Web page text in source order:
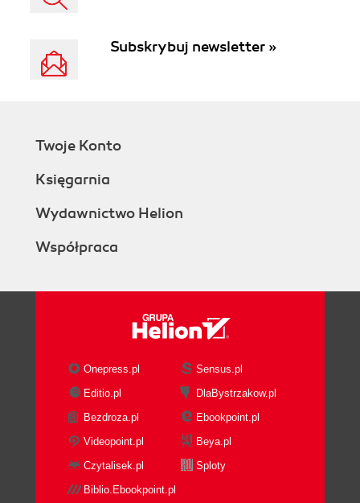
Subskrybuj newsletter »
Twoje Konto
Księgarnia
Wydawnictwo Helion
Współpraca
Onepress.pl
Sensus.pl
Editio.pl
DlaBystrzakow.pl
Bezdroza.pl
Ebookpoint.pl
Videopoint.pl
Beya.pl
Czytalisek.pl
Sploty
Biblio.Ebookpoint.pl